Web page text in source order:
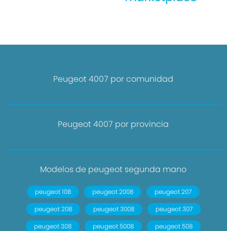
Peugeot 4007 por comunidad
Peugeot 4007 por provincia
Modelos de peugeot segunda mano
peugeot 108 peugeot 2008
peugeot 207
peugeot 208
peugeot 3008
peugeot 307
peugeot 308
peugeot 5008
peugeot 508